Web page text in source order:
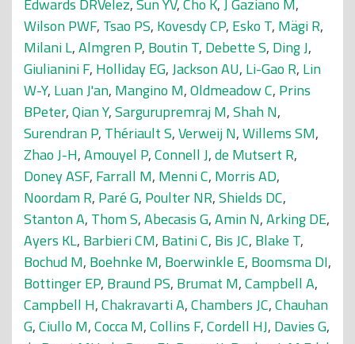
Edwards DRVelez,Sun YV,Cho K,J Gaziano M,
Wilson PWF, Tsao PS, Kovesdy CP, Esko T, Mägi R,
Milani L,Almgren P, Boutin T, Debette S, Ding J,
Giulianini F, Holliday EG,Jackson AU, Li-Gao R, Lin
W-Y, Luan J'an, Mangino M,Oldmeadow C, Prins
BPeter,Qian Y,Sargurupremraj M,Shah N,
Surendran P, Thériault S,Verweij N,Willems SM,
Zhao J-H,Amouyel P,Connell J,de Mutsert R,
Doney ASF, Farrall M, Menni C, Morris AD,
Noordam R, Paré G, Poulter NR,Shields DC,
Stanton A, Thom S,Abecasis G,Amin N,Arking DE,
Ayers KL, Barbieri CM, Batini C, Bis JC, Blake T,
Bochud M, Boehnke M, Boerwinkle E, Boomsma DI,
Bottinger EP, Braund PS, Brumat M,Campbell A,
Campbell H,Chakravarti A,Chambers JC,Chauhan
G,Ciullo M,Cocca M,Collins F,Cordell HJ, Davies G,